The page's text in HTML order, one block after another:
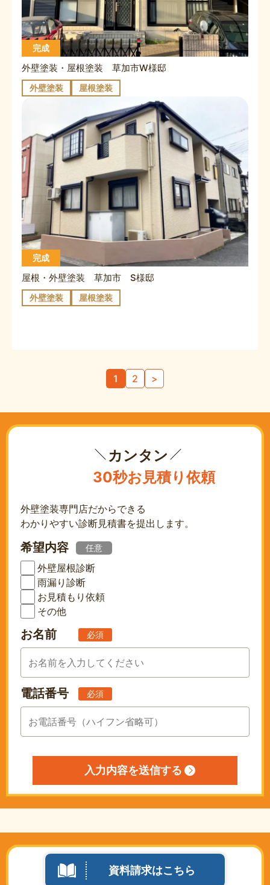
完成
外壁塗装・屋根塗装 草加市W様邸
外壁塗装 屋根塗装
完成
屋根・外壁塗装 草加市 S様邸
外壁塗装 屋根塗装
ー
1 2 >
カンタン
30秒お見積り依頼
外壁塗装専門店だからできる
わかりやすい診断見積書を提出します。
希望内容 任意
外壁屋根診断
雨漏り診断
お見積もり依頼
その他
お名前 必須
電話番号 必須
資料請求はこちら